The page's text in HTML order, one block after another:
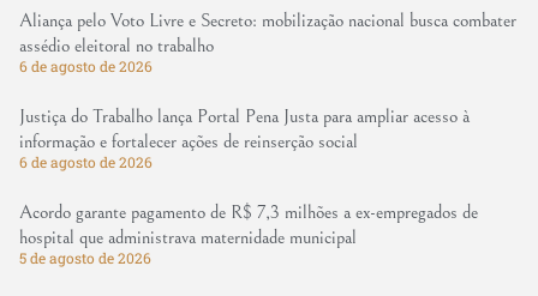
Aliança pelo Voto Livre e Secreto: mobilização nacional busca combater
assédio eleitoral no trabalho
6 de agosto de 2026
Justiça do Trabalho lança Portal Pena Justa para ampliar acesso à
informação e fortalecer ações de reinserção social
6 de agosto de 2026
Acordo garante pagamento de R$ 7,3 milhões a ex-empregados de
hospital que administrava maternidade municipal
5 de agosto de 2026